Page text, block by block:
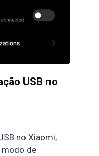
USB no
no Xiaomi,
modo de